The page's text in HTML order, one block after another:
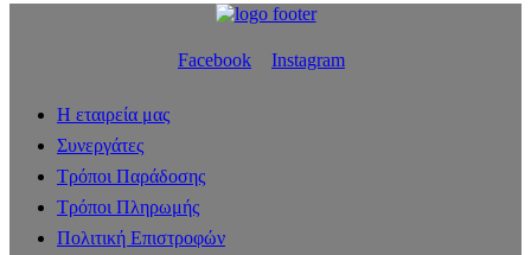
Facebook Instagram
Η εταιρεία μας
Συνεργάτες
Τρόποι Παράδοσης
Τρόποι Πληρωμής
Πολιτική Επιστροφών